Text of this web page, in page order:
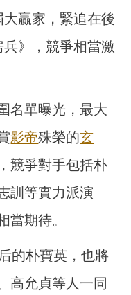
贏家，緊追在後
》，競爭相當激
名單曝光，最大
影帝殊榮的玄
競爭對手包括朴
訓等實力派演
當期待。
的朴寶英，也將
高允貞等人一同